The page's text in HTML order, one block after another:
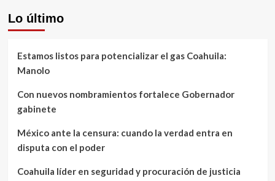
Lo último
Estamos listos para potencializar el gas Coahuila:
Manolo
Con nuevos nombramientos fortalece Gobernador
gabinete
México ante la censura: cuando la verdad entra en
disputa con el poder
Coahuila líder en seguridad y procuración de justicia